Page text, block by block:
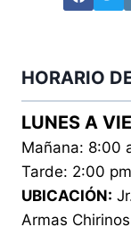
HORARIO
LUNES A
Mañana: 8:00
Tarde: 2:00
UBICACIÓN:
Armas